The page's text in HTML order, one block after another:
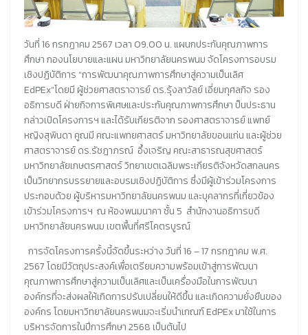
วันที่ 16 กรกฏาคม 2567 เวลา 09.00 น. แผนกประกันคุณภาพการ
ศึกษา กองนโยบายและแผน มหาวิทยาลัยนครพนม จัดโครงการอบรม
เชิงปฏิบัติการ “การพัฒนาคุณภาพการศึกษาสู่ความเป็นเลิศ
EdPEx”โดยมี ผู้ช่วยศาสตราจารย์ ดร.รุ้งลาวัลย์ เอี่ยมกุศลกิจ รอง
อธิการบดี ฝ่ายกิจการพิเศษและประกันคุณภาพการศึกษา ป็นประธาน
กล่าวเปิดโครงการฯ และได้รับเกียรติจาก รองศาสตราจารย์ แพทย์
หญิงสุพินดา คูณมี คณะแพทยศาสตร์ มหาวิทยาลัยขอนแก่น และผู้ช่วย
ศาสตราจารย์ ดร.รัชฎาภรณ์ อึ้งเจริญ คณะสาธารณสุขศาสตร์
มหาวิทยาลัยเกษตรศาสตร์ วิทยาเขตเฉลิมพระเกียรติจังหวัดสกลนคร
เป็นวิทยากรบรรยายและอบรมเชิงปฏิบัติการ ซึ่งมีผู้เข้าร่วมโครงการ
ประกอบด้วย ผู้บริหารมหาวิทยาลัยนครพนม และบุคลากรที่เกี่ยวข้อง
เข้าร่วมโครงการฯ ณ ห้องพนมนาคา ชั้น 5 สำนักงานอธิการบดี
มหาวิทยาลัยนครพนม เขตพื้นที่ศรีโคตรบูรณ์
การจัดโครงการครั้งนี้จัดขึ้นระหว่าง วันที่ 16 – 17 กรกฎาคม พ.ศ.
2567 โดยมีวัตถุประสงค์เพื่อเตรียมความพร้อมเข้าสู่การพัฒนา
คุณภาพการศึกษาสู่ความเป็นเลิศและเป็นเครื่องมือในการพัฒนา
องค์กรที่จะส่งผลให้เกิดการปรับเปลี่ยนให้ดีขึ้น และเกิดความยั่งยืนของ
องค์กร โดยมหาวิทยาลัยนครพนมจะเริ่มนำเกณฑ์ EdPEx มาใช้ในการ
บริหารจัดการในปีการศึกษา 2568 เป็นต้นไป